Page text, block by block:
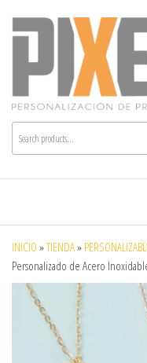
Pixelart
INICIO »TIENDA»
Personalizado de Acero